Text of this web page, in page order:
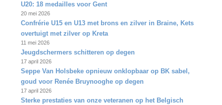
U20: 18 medailles voor Gent
20 mei 2026
Confrérie U15 en U13 met brons en zilver in Braine, Kets
overtuigt met zilver op Kreta
11 mei 2026
Jeugdschermers schitteren op degen
17 april 2026
Seppe Van Holsbeke opnieuw onklopbaar op BK sabel,
goud voor Renée Bruynooghe op degen
17 april 2026
Sterke prestaties van onze veteranen op het Belgisch